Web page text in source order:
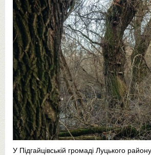
У Підгайцівській громаді Луцького